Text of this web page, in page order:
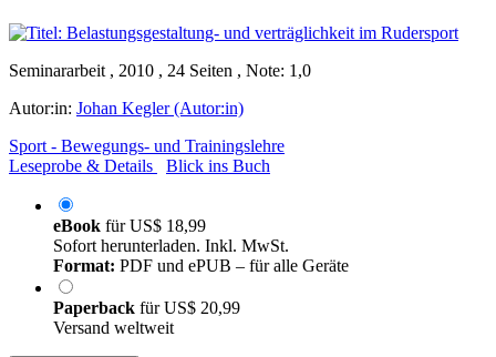
Seminararbeit , 2010 , 24 Seiten , Note: 1,0
Autor:in: Johan Kegler (Autor:in)
Sport - Bewegungs- und Trainingslehre
Leseprobe & Details
Blick ins Buch
eBook fürUS$ 18,99
Sofort herunterladen. Inkl. MwSt.
Format: PDF und ePUB – für alle Geräte
Paperback fürUS$ 20,99
Versand weltweit